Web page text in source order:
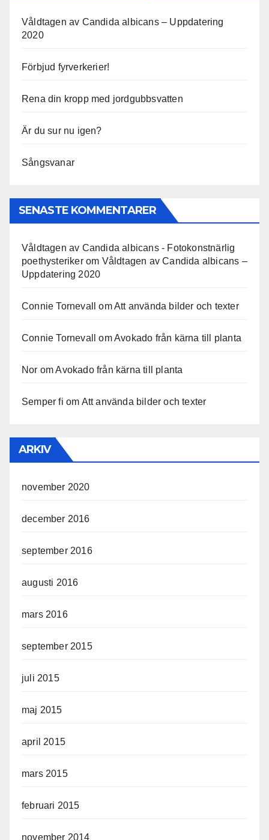
Våldtagen av Candida albicans – Uppdatering
2020
Förbjud fyrverkerier!
Rena din kropp med jordgubbsvatten
Är du sur nu igen?
Sångsvanar
SENASTE KOMMENTARER
Våldtagen av Candida albicans - Fotokonstnärlig
poethysterikerom Våldtagen av Candida albicans –
Uppdatering 2020
Connie Tornevall omAtt använda bilder och texter
Connie Tornevall omAvokado från kärna till planta
Nor omAvokado från kärna till planta
Semper fi om Att använda bilder och texter
ARKIV
november 2020
december 2016
september 2016
augusti 2016
mars 2016
september 2015
juli 2015
maj 2015
april 2015
mars 2015
februari 2015
november 2014